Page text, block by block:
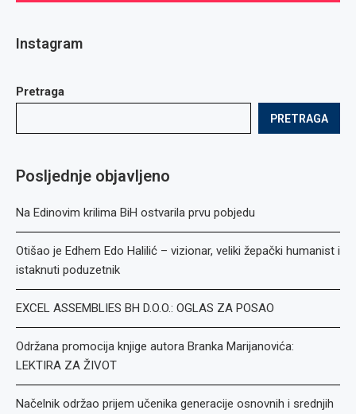
Instagram
Pretraga
PRETRAGA
Posljednje objavljeno
Na Edinovim krilima BiH ostvarila prvu pobjedu
Otišao je Edhem Edo Halilić – vizionar, veliki žepački humanist i
istaknuti poduzetnik
EXCEL ASSEMBLIES BH D.O.O.: OGLAS ZA POSAO
Održana promocija knjige autora Branka Marijanovića:
LEKTIRA ZA ŽIVOT
Načelnik održao prijem učenika generacije osnovnih i srednjih